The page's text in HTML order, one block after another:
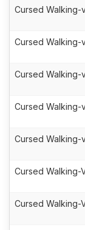
Cursed Walking-
Cursed Walking-
Cursed Walking-
Cursed Walking-
Cursed Walking-
Cursed Walking-
Cursed Walking-